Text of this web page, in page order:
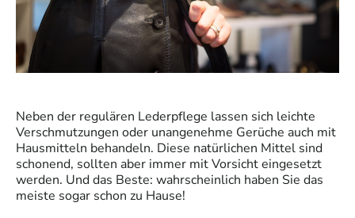
Neben der regulären Lederpflege lassen sich leichte
Verschmutzungen oder unangenehme Gerüche auch mit
Hausmitteln behandeln. Diese natürlichen Mittel sind
schonend, sollten aber immer mit Vorsicht eingesetzt
werden. Und das Beste: wahrscheinlich haben Sie das
meiste sogar schon zu Hause!